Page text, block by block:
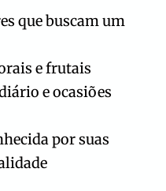
que buscam um
e frutais
e ocasiões
por suas